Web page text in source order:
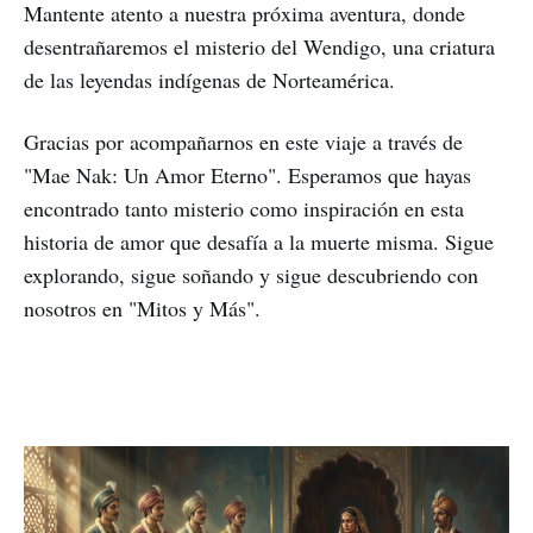
Mantente atento a nuestra próxima aventura, donde
desentrañaremos el misterio del Wendigo, una criatura
de las leyendas indígenas de Norteamérica.
Gracias por acompañarnos en este viaje a través de
"Mae Nak: Un Amor Eterno". Esperamos que hayas
encontrado tanto misterio como inspiración en esta
historia de amor que desafía a la muerte misma. Sigue
explorando, sigue soñando y sigue descubriendo con
nosotros en "Mitos y Más".